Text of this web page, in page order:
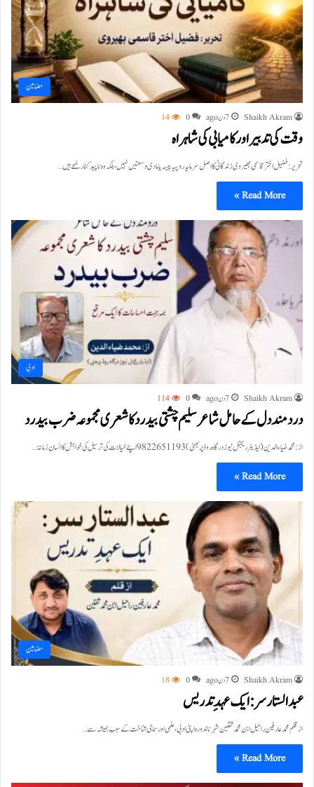
مضامین
Shaikh Akram 7 دن ago 0
14
وقت کی تدبیر اور کامیابی کی شاہراہ
تحریر:فضیل اختر قاسمی بھیروی زندگانی کا اصل سرمایہ روپیہ پیسہ یا مادی وسعتیں نہیں، بلکہ وہ ناپید کنار لمحے ہیں…
Read More »
ادبی
Shaikh Akram 7 دن ago 0
114
دردمند دل کے حامل شاعر سلیم چشتی بیدرد کا شعری مجموعہ ضرب بیدرد
از :محمد ضیاء الدین (ایڈیٹر ریجنل نیوز درگاہ روڈ پربھنی) 9822651193 اپنے خیالات کی ترسیل کی خواہش کا انسان زمانۂ…
Read More »
مضامین
Shaikh Akram 7 دن ago 0
18
عبد الستار سر: ایک عہدِ تدریس
از قلم محمد عارفین راحیل ابن محمد ثقلین شہر ناندورہ اپنی ادبی، علمی اور سماجی شناخت کے سبب ہمیشہ سے…
Read More »